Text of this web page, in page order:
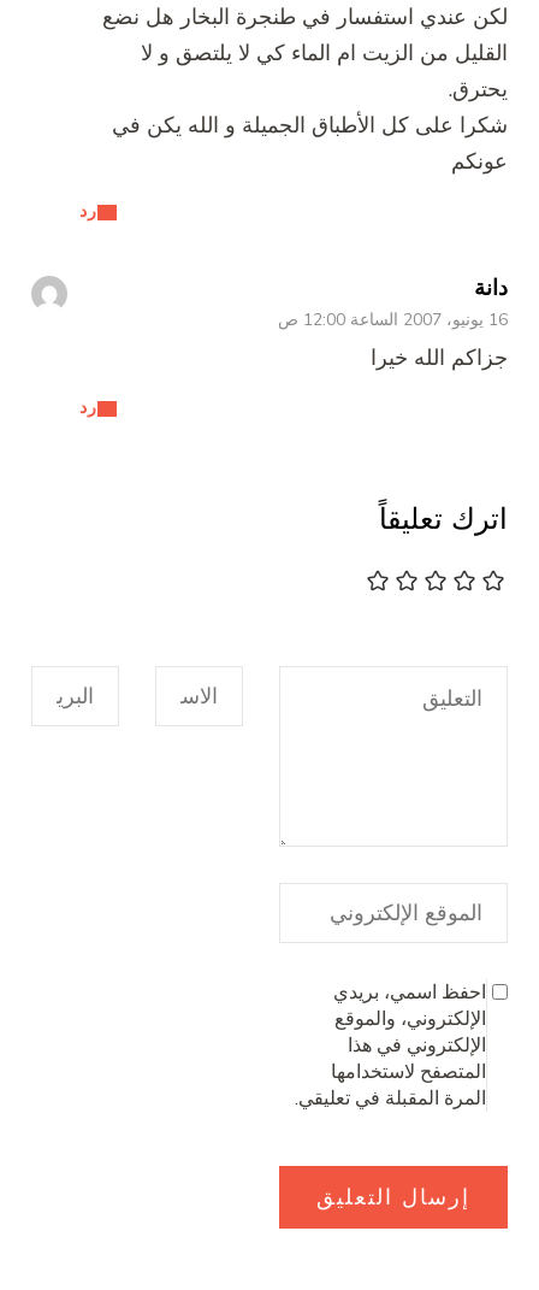
رد
لكن عندي استفسار في طنجرة البخار هل نضع
القليل من الزيت ام الماء كي لا يلتصق و لا
يحترق.
شكرا على كل الأطباق الجميلة و الله يكن في
عونكم
دانة
16 يونيو، 2007 الساعة 12:00 ص
رد
جزاكم الله خيرا
اترك تعليقاً
احفظ اسمي، بريدي
الإلكتروني، والموقع
الإلكتروني في هذا
المتصفح لاستخدامها
المرة المقبلة في تعليقي.